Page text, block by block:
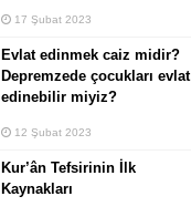
17 Şubat 2023
Evlat edinmek caiz midir?
Depremzede çocukları evlat
edinebilir miyiz?
12 Şubat 2023
Kur’ân Tefsirinin İlk
Kaynakları